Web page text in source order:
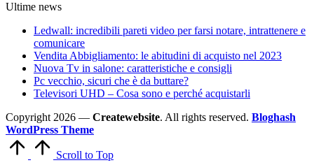
Ultime news
Ledwall: incredibili pareti video per farsi notare, intrattenere e
comunicare
Vendita Abbigliamento: le abitudini di acquisto nel 2023
Nuova Tv in salone: caratteristiche e consigli
Pc vecchio, sicuri che è da buttare?
Televisori UHD – Cosa sono e perché acquistarli
Copyright 2026 — Createwebsite. All rights reserved. Bloghash
WordPress Theme
Scroll to Top